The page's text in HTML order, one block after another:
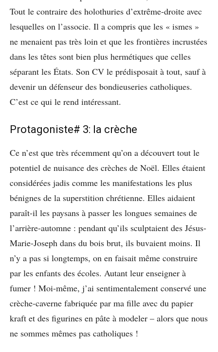
Tout le contraire des holothuries d’extrême-droite avec
lesquelles on l’associe. Il a compris que les « ismes »
ne menaient pas très loin et que les frontières incrustées
dans les têtes sont bien plus hermétiques que celles
séparant les États. Son CV le prédisposait à tout, sauf à
devenir un défenseur des bondieuseries catholiques.
C’est ce qui le rend intéressant.
Protagoniste# 3: la crèche
Ce n’est que très récemment qu’on a découvert tout le
potentiel de nuisance des crèches de Noël. Elles étaient
considérées jadis comme les manifestations les plus
bénignes de la superstition chrétienne. Elles aidaient
paraît-il les paysans à passer les longues semaines de
l’arrière-automne : pendant qu’ils sculptaient des Jésus-
Marie-Joseph dans du bois brut, ils buvaient moins. Il
n’y a pas si longtemps, on en faisait même construire
par les enfants des écoles. Autant leur enseigner à
fumer ! Moi-même, j’ai sentimentalement conservé une
crèche-caverne fabriquée par ma fille avec du papier
kraft et des figurines en pâte à modeler – alors que nous
ne sommes mêmes pas catholiques !